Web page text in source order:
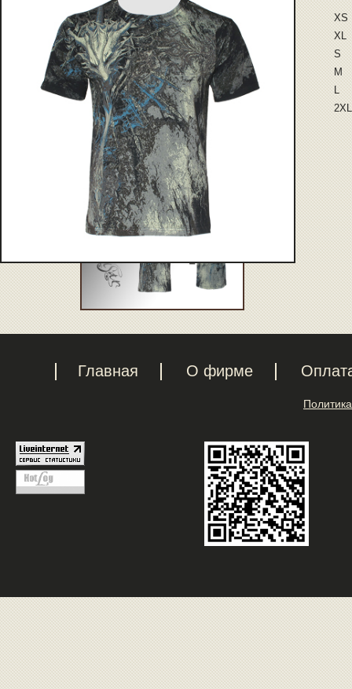
XS
XL
S
M
L
2XL
Главная О фирме